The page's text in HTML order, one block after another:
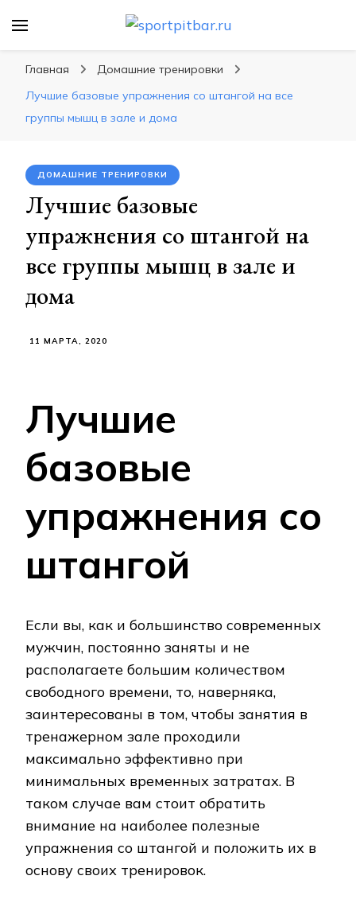
спортивных упражнения, правильные
диеты, программы тренировок
Главная
Домашние тренировки
Лучшие базовые упражнения со штангой на все
группы мышц в зале и дома
ДОМАШНИЕ ТРЕНИРОВКИ
Лучшие базовые
упражнения со штангой на
все группы мышц в зале и
дома
11 МАРТА, 2020
Лучшие
базовые
упражнения со
штангой
Если вы, как и большинство современных
мужчин, постоянно заняты и не
располагаете большим количеством
свободного времени, то, наверняка,
заинтересованы в том, чтобы занятия в
тренажерном зале проходили
максимально эффективно при
минимальных временных затратах. В
таком случае вам стоит обратить
внимание на наиболее полезные
упражнения со штангой и положить их в
основу своих тренировок.